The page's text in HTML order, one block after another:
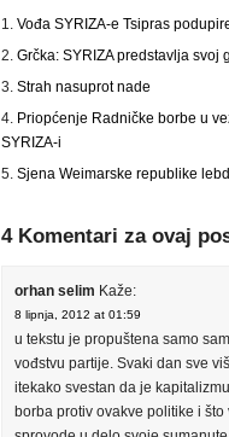
Vođa SYRIZA-e Tsipras
Grčka: SYRIZA predstavlja svoj
Strah nasuprot nade
Priopćenje Radničke borbe u
SYRIZA-i
Sjena Weimarske republike
4 Komentari za ovaj
orhan selim Kaže:
8 lipnja, 2012 at 01:59
u tekstu je propuštena samo
vođstvu partije. Svaki dan sve
itekako svestan da je
borba protiv ovakve politike i